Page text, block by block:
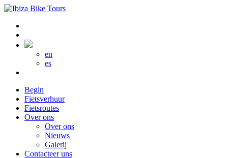
en
es
Begin
Fietsverhuur
Fietsroutes
Over ons
Over ons
Nieuws
Galerij
Contacteer uns